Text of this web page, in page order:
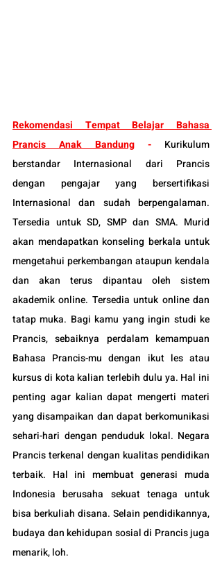
Rekomendasi Tempat Belajar Bahasa
Prancis Anak Bandung - Kurikulum
berstandar Internasional dari Prancis
dengan pengajar yang bersertifikasi
Internasional dan sudah berpengalaman.
Tersedia untuk SD, SMP dan SMA. Murid
akan mendapatkan konseling berkala untuk
mengetahui perkembangan ataupun kendala
dan akan terus dipantau oleh sistem
akademik online. Tersedia untuk online dan
tatap muka. Bagi kamu yang ingin studi ke
Prancis, sebaiknya perdalam kemampuan
Bahasa Prancis-mu dengan ikut les atau
kursus di kota kalian terlebih dulu ya. Hal ini
penting agar kalian dapat mengerti materi
yang disampaikan dan dapat berkomunikasi
sehari-hari dengan penduduk lokal. Negara
Prancis terkenal dengan kualitas pendidikan
terbaik. Hal ini membuat generasi muda
Indonesia berusaha sekuat tenaga untuk
bisa berkuliah disana. Selain pendidikannya,
budaya dan kehidupan sosial di Prancis juga
menarik, loh.